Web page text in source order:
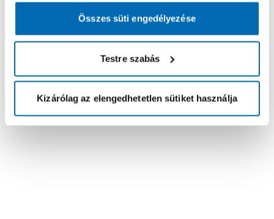
Összes süti engedélyezése
Testre szabás
Kizárólag az elengedhetetlen sütiket használja